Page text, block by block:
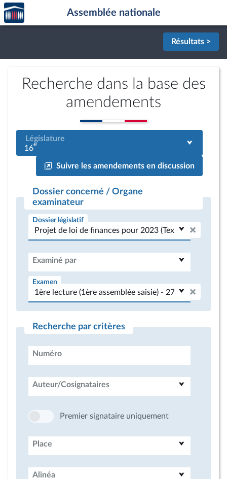
Aller au contenu
Aller en bas de la page
Accèder
à la
page
Assemblée nationale
Résultats >
Recherche dans la base des
amendements
Législature
16e
Suivre les amendements en discussion
Dossier concerné / Organe
examinateur
Dossier législatif
Examiné par
Examen
Recherche par critères
Numéro
Auteur/Cosignataires
Premier signataire uniquement
Place
Alinéa